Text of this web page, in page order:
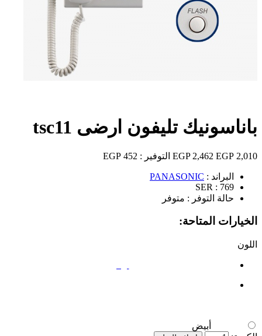
باناسونيك تليفون ارضى tsc11
2,010 EGP
2,462 EGP التوفير : 452 EGP
البراند : PANASONIC
SER : 769
حالة التوفر : متوفر
الخيارات المتاحة:
اللون
أبيض